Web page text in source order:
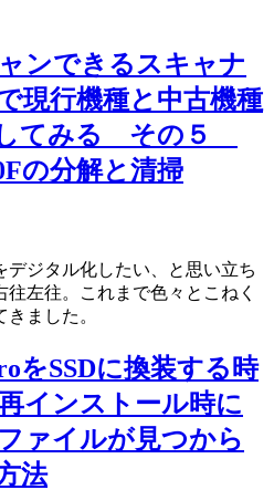
ンできるスキャナ
現行機種と中古機種
してみる その５
の分解と清掃
デジタル化したい、と思い立ち
往左往。これまで色々とこねく
ました。
をSSDに換装する時
インストール時に
ァイルが見つから
法